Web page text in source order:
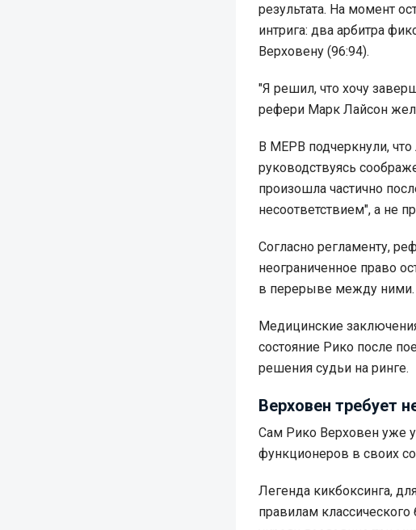
результата. На момент
интрига: два арбитра
Верховену (96:94).
"Я решил, что хочу
рефери Марк Лайсон
В MEPB подчеркнули,
руководствуясь
произошла частично
несоответствием", а не
Согласно регламенту,
неограниченное право
в перерыве между ними.
Медицинские
состояние Рико после
решения судьи на ринге.
Верховен требует
Сам Рико Верховен уже
функционеров в своих
Легенда кикбоксинга,
правилам